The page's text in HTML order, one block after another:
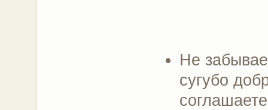
Не
сугубо